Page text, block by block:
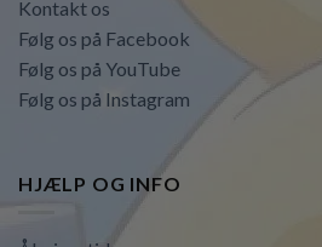
Kontakt os
Følg os på Facebook
Følg os på YouTube
Følg os på Instagram
HJÆLP OG INFO